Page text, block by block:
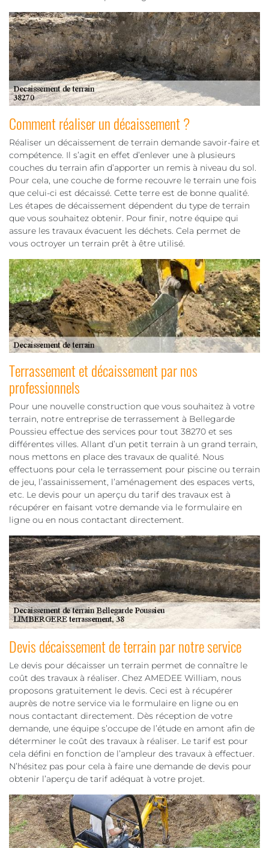
Comment réaliser un décaissement ?
Réaliser un décaissement de terrain demande savoir-faire et
compétence. Il s’agit en effet d’enlever une à plusieurs
couches du terrain afin d’apporter un remis à niveau du sol.
Pour cela, une couche de forme recouvre le terrain une fois
que celui-ci est décaissé. Cette terre est de bonne qualité.
Les étapes de décaissement dépendent du type de terrain
que vous souhaitez obtenir. Pour finir, notre équipe qui
assure les travaux évacuent les déchets. Cela permet de
vous octroyer un terrain prêt à être utilisé.
Terrassement et décaissement par nos
professionnels
Pour une nouvelle construction que vous souhaitez à votre
terrain, notre entreprise de terrassement à Bellegarde
Poussieu effectue des services pour tout 38270 et ses
différentes villes. Allant d’un petit terrain à un grand terrain,
nous mettons en place des travaux de qualité. Nous
effectuons pour cela le terrassement pour piscine ou terrain
de jeu, l’assainissement, l’aménagement des espaces verts,
etc. Le devis pour un aperçu du tarif des travaux est à
récupérer en faisant votre demande via le formulaire en
ligne ou en nous contactant directement.
Devis décaissement de terrain par notre service
Le devis pour décaisser un terrain permet de connaître le
coût des travaux à réaliser. Chez AMEDEE William, nous
proposons gratuitement le devis. Ceci est à récupérer
auprès de notre service via le formulaire en ligne ou en
nous contactant directement. Dès réception de votre
demande, une équipe s’occupe de l’étude en amont afin de
déterminer le coût des travaux à réaliser. Le tarif est pour
cela défini en fonction de l’ampleur des travaux à effectuer.
N’hésitez pas pour cela à faire une demande de devis pour
obtenir l’aperçu de tarif adéquat à votre projet.